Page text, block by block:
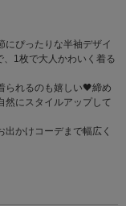
にぴったりな半袖デザイ
、1枚で大人かわいく着る
られるのも嬉しい🖤締め
然にスタイルアップして
かけコーデまで幅広く